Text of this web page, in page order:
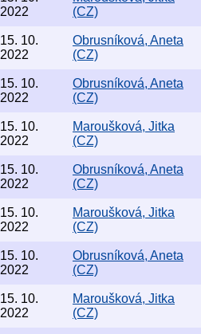
2022
(CZ)
15. 10.
2022
Obrusníková, Aneta
(CZ)
15. 10.
2022
Obrusníková, Aneta
(CZ)
15. 10.
2022
Maroušková, Jitka
(CZ)
15. 10.
2022
Obrusníková, Aneta
(CZ)
15. 10.
2022
Maroušková, Jitka
(CZ)
15. 10.
2022
Obrusníková, Aneta
(CZ)
15. 10.
2022
Maroušková, Jitka
(CZ)